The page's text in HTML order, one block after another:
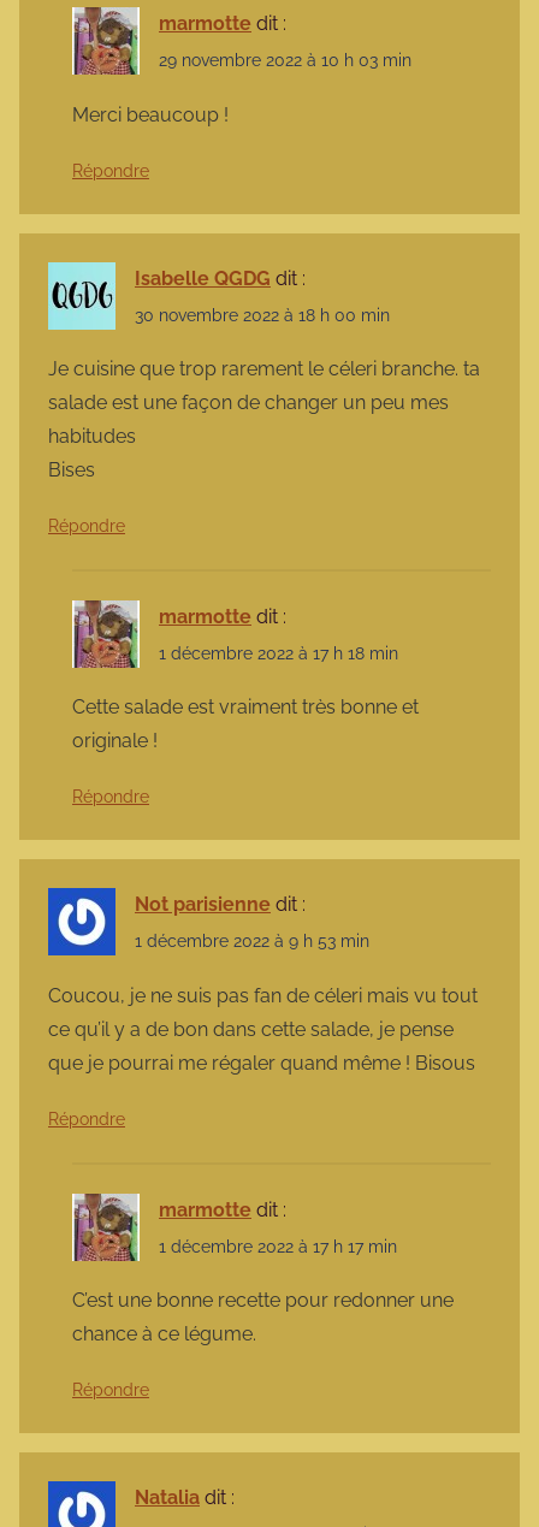
marmotte dit :
29 novembre 2022 à 10 h 03 min
Merci beaucoup !
Répondre
Isabelle QGDG dit :
30 novembre 2022 à 18 h 00 min
Je cuisine que trop rarement le céleri branche. ta
salade est une façon de changer un peu mes
habitudes
Bises
Répondre
marmotte dit :
1 décembre 2022 à 17 h 18 min
Cette salade est vraiment très bonne et
originale !
Répondre
Not parisienne dit :
1 décembre 2022 à 9 h 53 min
Coucou, je ne suis pas fan de céleri mais vu tout
ce qu’il y a de bon dans cette salade, je pense
que je pourrai me régaler quand même ! Bisous
Répondre
marmotte dit :
1 décembre 2022 à 17 h 17 min
C’est une bonne recette pour redonner une
chance à ce légume.
Répondre
Natalia dit :